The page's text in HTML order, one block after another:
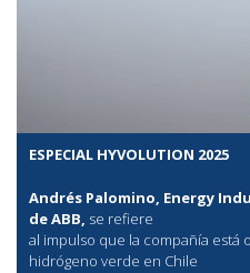
ESPECIAL HYVOLUTION 2025
Andrés Palomino, Energy
de ABB, se refiere
al impulso que la compañía está
hidrógeno verde en Chile